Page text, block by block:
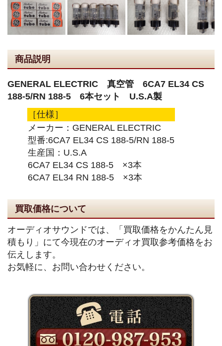
商品説明
GENERAL ELECTRIC 真空管 6CA7 EL34 CS
188-5/RN 188-5 6本セット U.S.A製
［仕様］
メーカー：GENERAL ELECTRIC
型番:6CA7 EL34 CS 188-5/RN 188-5
生産国：U.S.A
6CA7 EL34 CS 188-5 ×3本
6CA7 EL34 RN 188-5 ×3本
買取価格について
オーディオサウンドでは、「買取価格をかんたん見
積もり」にて今現在のオーディオ買取参考価格をお
伝えします。
お気軽に、お問い合わせください。